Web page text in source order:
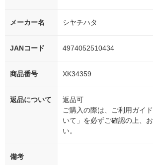
メーカー名 シヤチハタ
JANコード 4974052510434
商品番号 XK34359
返品について
返品可
ご購入の際は、ご利用ガイ
いて」を必ずご確認の上、
い。
備考